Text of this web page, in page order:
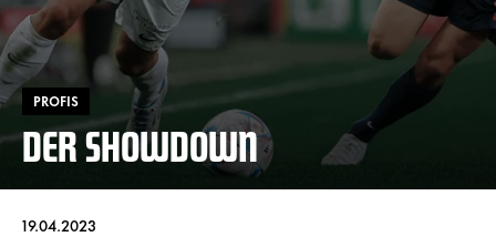
PROFIS
DER SHOWDOWN
19.04.2023